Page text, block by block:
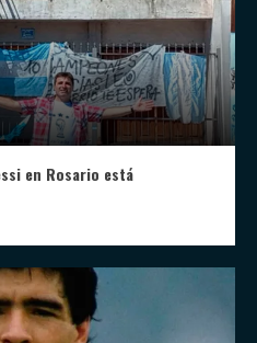
en Rosario está